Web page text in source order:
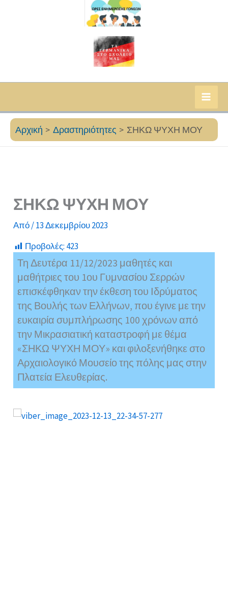
Αρχική Δραστηριότητες ΣΗΚΩ ΨΥΧΗ ΜΟΥ
ΣΗΚΩ ΨΥΧΗ ΜΟΥ
Από/13 Δεκεμβρίου 2023
Προβολές: 423
Τη Δευτέρα 11/12/2023 μαθητές και
μαθήτριες του 1ου Γυμνασίου Σερρών
επισκέφθηκαν την έκθεση του Ιδρύματος
της Βουλής των Ελλήνων, που έγινε με την
ευκαιρία συμπλήρωσης 100 χρόνων από
την Μικρασιατική καταστροφή με θέμα
«ΣΗΚΩ ΨΥΧΗ ΜΟΥ» και φιλοξενήθηκε στο
Αρχαιολογικό Μουσείο της πόλης μας στην
Πλατεία Ελευθερίας.